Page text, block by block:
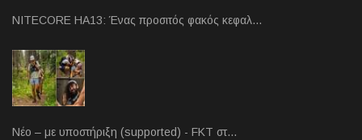
NITECORE HA13: Ένας προσιτός φακός κεφαλ…
Νέο – με υποστήριξη (supported) - FKT στ…